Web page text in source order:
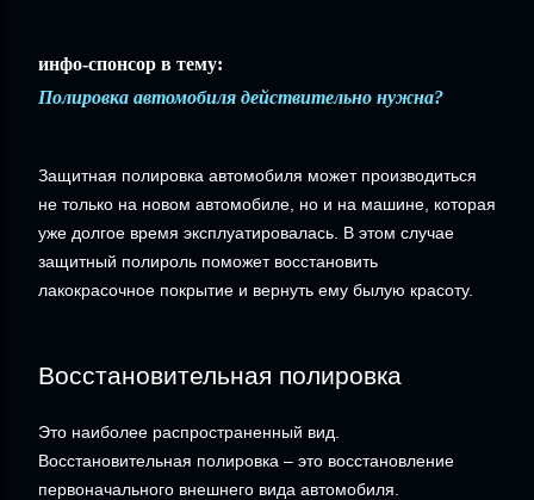
инфо-спонсор в тему:
Полировка автомобиля действительно нужна?
Защитная полировка автомобиля может производиться
не только на новом автомобиле, но и на машине, которая
уже долгое время эксплуатировалась. В этом случае
защитный полироль поможет восстановить
лакокрасочное покрытие и вернуть ему былую красоту.
Восстановительная полировка
Это наиболее распространенный вид.
Восстановительная полировка – это восстановление
первоначального внешнего вида автомобиля.